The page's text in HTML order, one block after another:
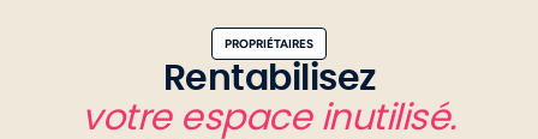
PROPRIÉTAIRES
Rentabilisez
votre espace inutilisé.